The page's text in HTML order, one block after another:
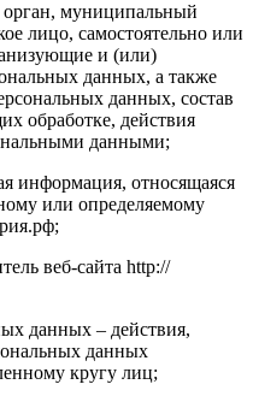
орган, муниципальный
лицо, самостоятельно или
и (или)
данных, а также
данных, состав
обработке, действия
данными;
информация, относящаяся
или определяемому
веб-сайта http://
данных – действия,
данных
кругу лиц;